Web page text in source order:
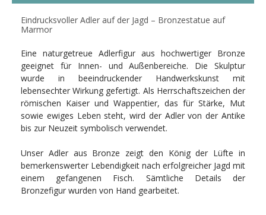
Eindrucksvoller Adler auf der Jagd – Bronzestatue auf
Marmor
Eine naturgetreue Adlerfigur aus hochwertiger Bronze
geeignet für Innen- und Außenbereiche. Die Skulptur
wurde in beeindruckender Handwerkskunst mit
lebensechter Wirkung gefertigt. Als Herrschaftszeichen der
römischen Kaiser und Wappentier, das für Stärke, Mut
sowie ewiges Leben steht, wird der Adler von der Antike
bis zur Neuzeit symbolisch verwendet.
Unser Adler aus Bronze zeigt den König der Lüfte in
bemerkenswerter Lebendigkeit nach erfolgreicher Jagd mit
einem gefangenen Fisch. Sämtliche Details der
Bronzefigur wurden von Hand gearbeitet.